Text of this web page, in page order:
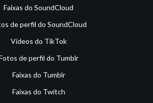
Faixas do SoundCloud
de perfil do SoundCloud
Vídeos do TikTok
de perfil do Tumblr
Faixas do Tumblr
Faixas do Twitch